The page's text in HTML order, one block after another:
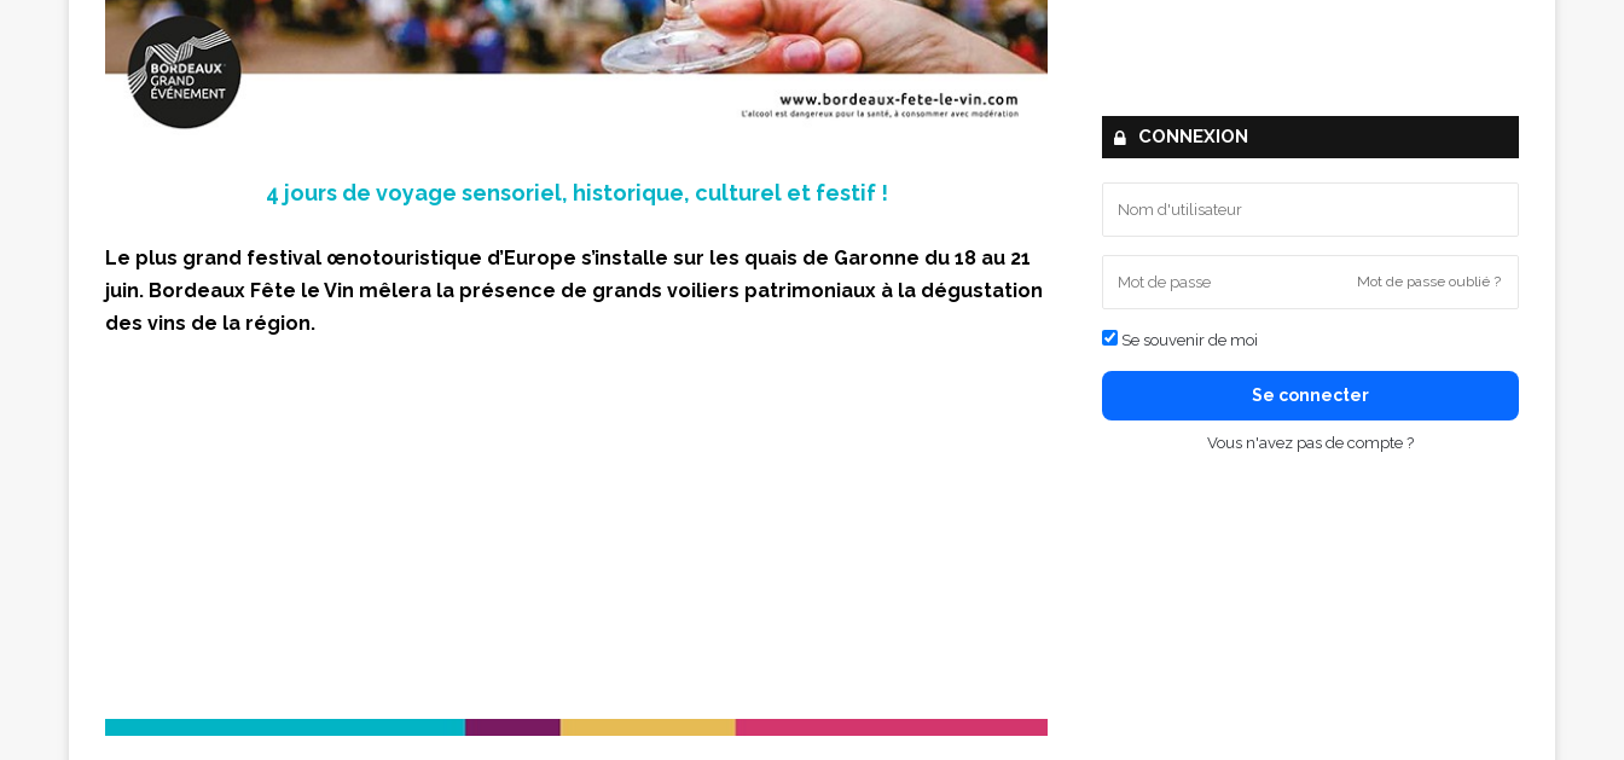
4 jours de voyage sensoriel, historique, culturel et festif !
Le plus grand festival œnotouristique d’Europe s’installe sur les quais de Garonne du 18 au 21
juin. Bordeaux Fête le Vin mêlera la présence de grands voiliers patrimoniaux à la dégustation
des vins de la région.
CONNEXION
Mot de passe oublié ?
Se souvenir de moi
Se connecter
Vous n'avez pas de compte ?